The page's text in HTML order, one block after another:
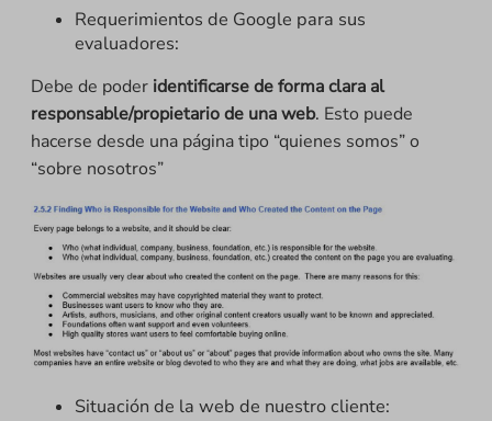
Requerimientos de Google para sus
evaluadores:
Debe de poder identificarse de forma clara al
responsable/propietario de una web. Esto puede
hacerse desde una página tipo “quienes somos” o
“sobre nosotros”
Situación de la web de nuestro cliente: